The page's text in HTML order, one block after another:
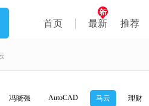
首页 最新 推荐
冯晓强 AutoCAD 马云 理财